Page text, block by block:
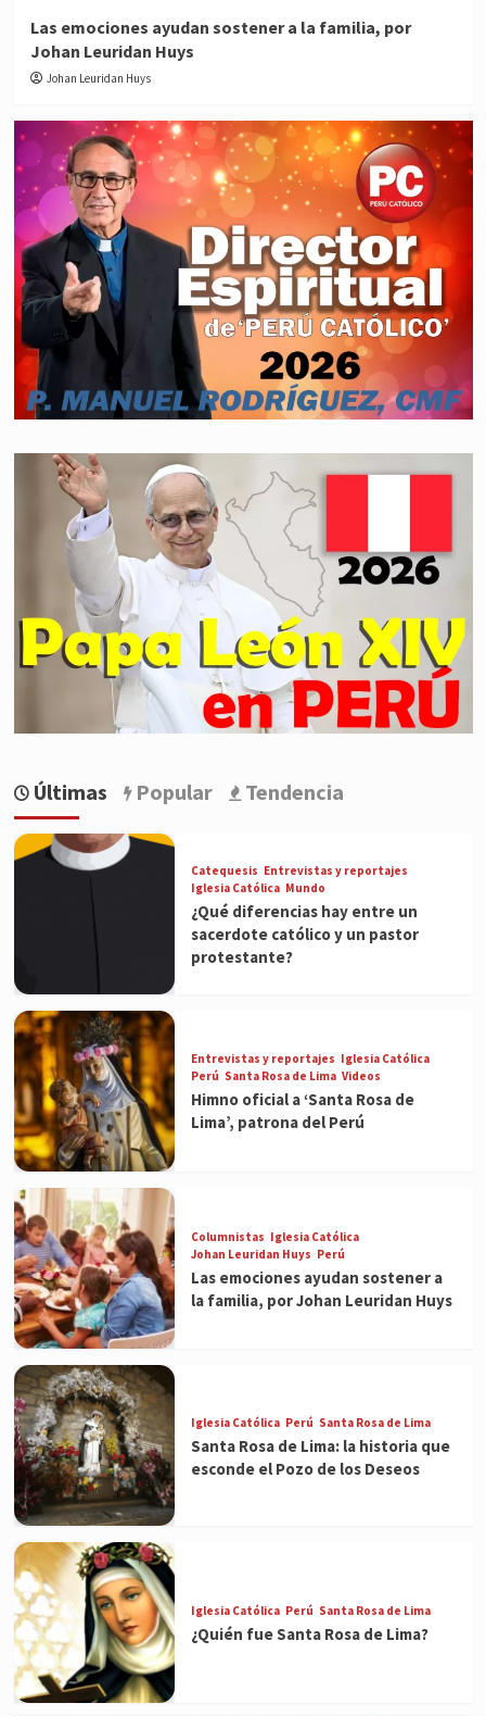
Las emociones ayudan sostener a la familia, por
Johan Leuridan Huys
Johan Leuridan Huys
Últimas Popular Tendencia
Catequesis Entrevistas y reportajes
Iglesia Católica Mundo
¿Qué diferencias hay entre un
sacerdote católico y un pastor
protestante?
Entrevistas y reportajes Iglesia Católica
Perú Santa Rosa de Lima Videos
Himno oficial a ‘Santa Rosa de
Lima’, patrona del Perú
Columnistas Iglesia Católica
Johan Leuridan Huys Perú
Las emociones ayudan sostener a
la familia, por Johan Leuridan Huys
Iglesia Católica Perú Santa Rosa de Lima
Santa Rosa de Lima: la historia que
esconde el Pozo de los Deseos
Iglesia Católica Perú Santa Rosa de Lima
¿Quién fue Santa Rosa de Lima?